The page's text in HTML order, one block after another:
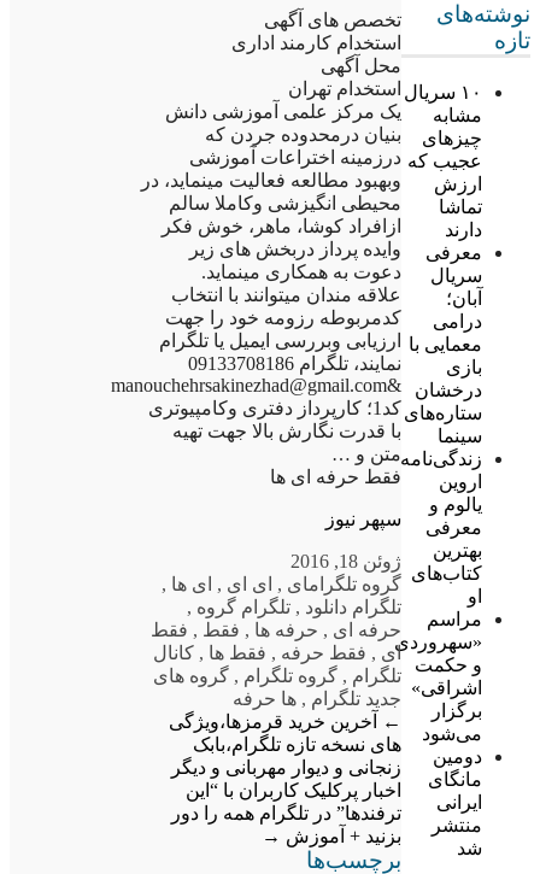
نوشته‌های
تازه
۱۰ سریال
مشابه
چیزهای
عجیب که
ارزش
تماشا
دارند
معرفی
سریال
آبان؛
درامی
معمایی با
بازی
درخشان
ستاره‌های
سینما
زندگی‌نامه
اروین
یالوم و
معرفی
بهترین
کتاب‌های
او
مراسم
«سهروردی
و حکمت
اشراقی»
برگزار
می‌شود
دومین
مانگای
ایرانی
منتشر
شد
تخصص های آگهی
استخدام کارمند اداری
محل آگهی
استخدام تهران
یک مرکز علمی آموزشی دانش
بنیان درمحدوده جردن که
درزمینه اختراعات آموزشی
وبهبود مطالعه فعالیت مینماید، در
محیطی انگیزشی وکاملا سالم
ازافراد کوشا، ماهر، خوش فکر
وایده پرداز دربخش های زیر
دعوت به همکاری مینماید.
علاقه مندان میتوانند با انتخاب
کدمربوطه رزومه خود را جهت
ارزیابی وبررسی ایمیل یا تلگرام
نمایند، تلگرام 09133708186
&manouchehrsakinezhad@gmail.com
کد1؛ کارپرداز دفتری وکامپیوتری
با قدرت نگارش بالا جهت تهیه
متن و …
فقط حرفه ای ها
سپهر نیوز
ژوئن 18, 2016
گروه تلگرامای , ای ای , ای ها ,
تلگرام دانلود , تلگرام گروه ,
حرفه ای , حرفه ها , فقط , فقط
ای , فقط حرفه , فقط ها , کانال
تلگرام , گروه تلگرام , گروه های
جدید تلگرام , ها حرفه
←
آخرین خرید قرمزها،ویژگی
های نسخه تازه تلگرام،بابک
زنجانی و دیوار مهربانی و دیگر
اخبار پرکلیک کاربران با “این
ترفندها” در تلگرام همه را دور
بزنید + آموزش →
برچسب‌ها